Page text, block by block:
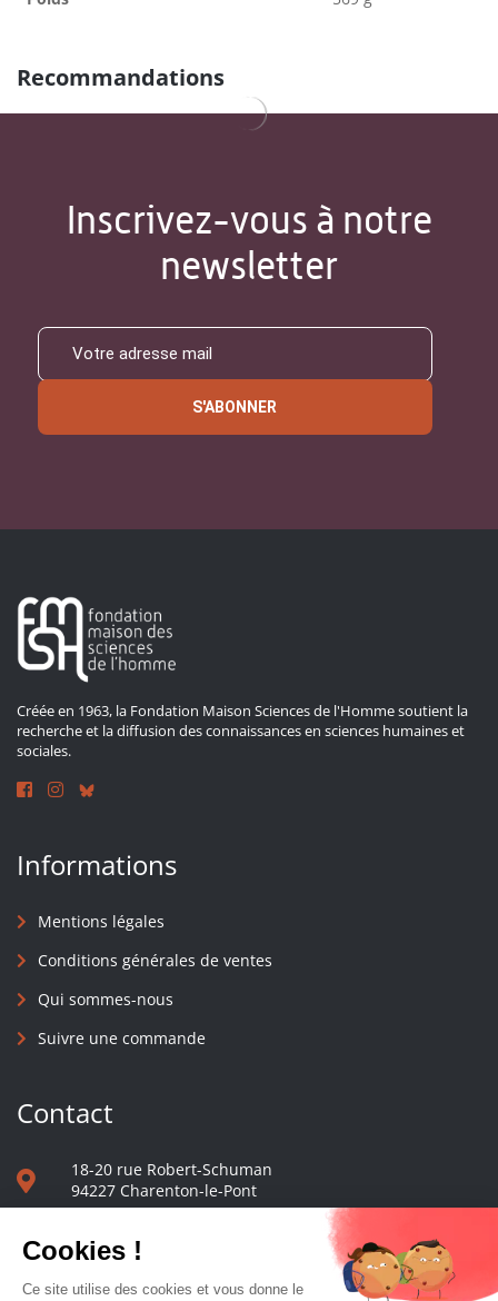
Recommandations
Inscrivez-vous à notre
newsletter
S'ABONNER
Créée en 1963, la Fondation Maison Sciences de l'Homme soutient la
recherche et la diffusion des connaissances en sciences humaines et
sociales.
Informations
Mentions légales
Conditions générales de ventes
Qui sommes-nous
Suivre une commande
Contact
18-20 rue Robert-Schuman
94227 Charenton-le-Pont